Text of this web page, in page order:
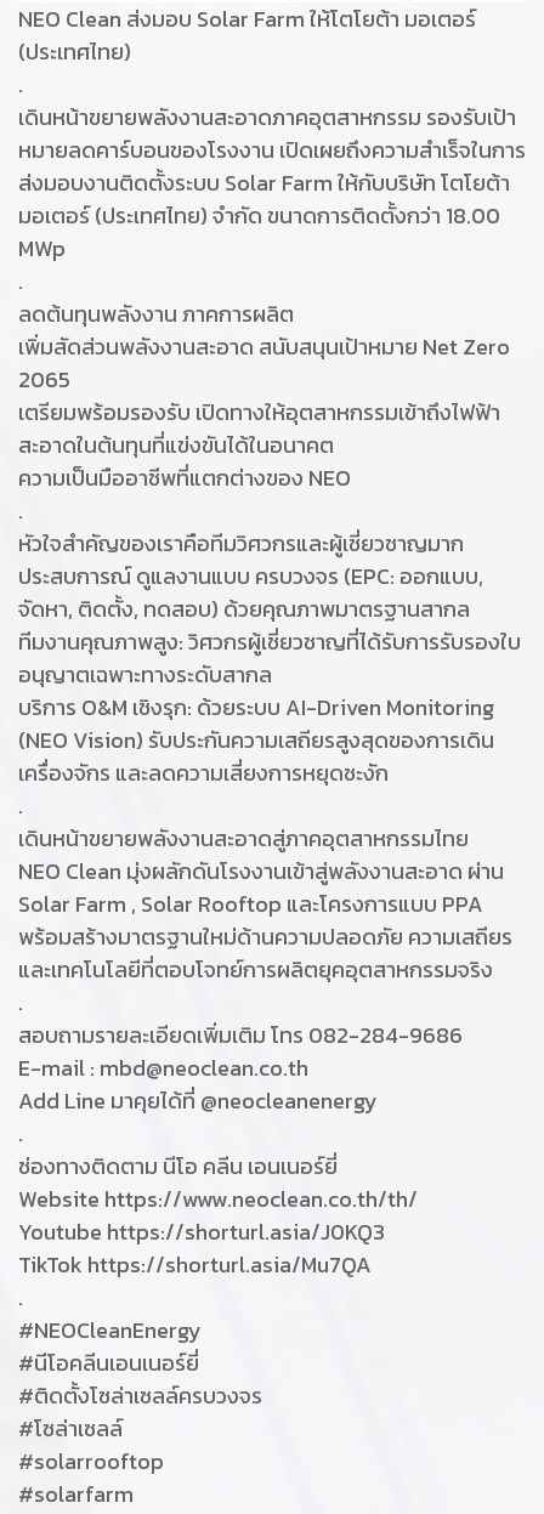
NEO Clean ส่งมอบ Solar Farm ให้โตโยต้า มอเตอร์
(ประเทศไทย)
.
เดินหน้าขยายพลังงานสะอาดภาคอุตสาหกรรม รองรับเป้า
หมายลดคาร์บอนของโรงงาน เปิดเผยถึงความสำเร็จในการ
ส่งมอบงานติดตั้งระบบ Solar Farm ให้กับบริษัท โตโยต้า
มอเตอร์ (ประเทศไทย) จำกัด ขนาดการติดตั้งกว่า 18.00
MWp
.
ลดต้นทุนพลังงาน ภาคการผลิต
เพิ่มสัดส่วนพลังงานสะอาด สนับสนุนเป้าหมาย Net Zero
2065
เตรียมพร้อมรองรับ เปิดทางให้อุตสาหกรรมเข้าถึงไฟฟ้า
สะอาดในต้นทุนที่แข่งขันได้ในอนาคต
ความเป็นมืออาชีพที่แตกต่างของ NEO
.
หัวใจสำคัญของเราคือทีมวิศวกรและผู้เชี่ยวชาญมาก
ประสบการณ์ ดูแลงานแบบ ครบวงจร (EPC: ออกแบบ,
จัดหา, ติดตั้ง, ทดสอบ) ด้วยคุณภาพมาตรฐานสากล
ทีมงานคุณภาพสูง: วิศวกรผู้เชี่ยวชาญที่ได้รับการรับรองใบ
อนุญาตเฉพาะทางระดับสากล
บริการ O&M เชิงรุก: ด้วยระบบ AI-Driven Monitoring
(NEO Vision) รับประกันความเสถียรสูงสุดของการเดิน
เครื่องจักร และลดความเสี่ยงการหยุดชะงัก
.
เดินหน้าขยายพลังงานสะอาดสู่ภาคอุตสาหกรรมไทย
NEO Clean มุ่งผลักดันโรงงานเข้าสู่พลังงานสะอาด ผ่าน
Solar Farm , Solar Rooftop และโครงการแบบ PPA
พร้อมสร้างมาตรฐานใหม่ด้านความปลอดภัย ความเสถียร
และเทคโนโลยีที่ตอบโจทย์การผลิตยุคอุตสาหกรรมจริง
.
สอบถามรายละเอียดเพิ่มเติม โทร 082-284-9686
E-mail : mbd@neoclean.co.th
Add Line มาคุยได้ที่ @neocleanenergy
.
ช่องทางติดตาม นีโอ คลีน เอนเนอร์ยี่
Website https://www.neoclean.co.th/th/
Youtube https://shorturl.asia/J0KQ3
TikTok https://shorturl.asia/Mu7QA
.
#NEOCleanEnergy
#นีโอคลีนเอนเนอร์ยี่
#ติดตั้งโซล่าเซลล์ครบวงจร
#โซล่าเซลล์
#solarrooftop
#solarfarm